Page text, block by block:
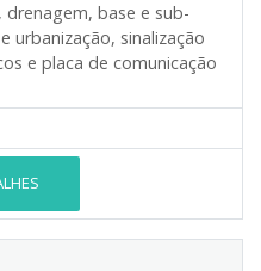
drenagem, base e sub-
urbanização, sinalização
e placa de comunicação